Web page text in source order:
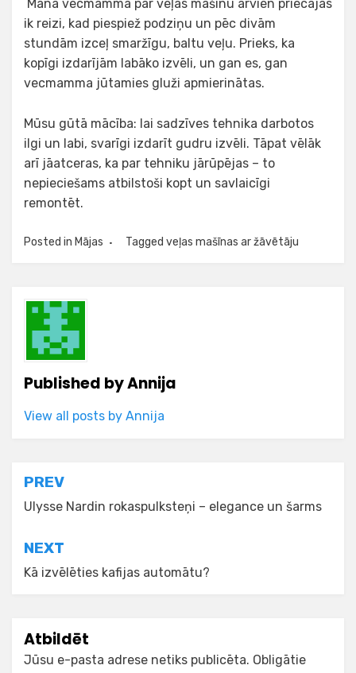
Mana vecmamma par veļas mašīnu arvien priecājas
ik reizi, kad piespiež podziņu un pēc divām
stundām izceļ smaržīgu, baltu veļu. Prieks, ka
kopīgi izdarījām labāko izvēli, un gan es, gan
vecmamma jūtamies gluži apmierinātas.
Mūsu gūtā mācība: lai sadzīves tehnika darbotos
ilgi un labi, svarīgi izdarīt gudru izvēli. Tāpat vēlāk
arī jāatceras, ka par tehniku jārūpējas – to
nepieciešams atbilstoši kopt un savlaicīgi
remontēt.
Posted in Mājas Tagged veļas mašīnas ar žāvētāju
Published byAnnija
View all posts by Annija
Ziņu
izvēlne
PREV
Ulysse Nardin rokaspulksteņi – elegance un šarms
NEXT
Kā izvēlēties kafijas automātu?
Atbildēt
Jūsu e-pasta adrese netiks publicēta. Obligātie